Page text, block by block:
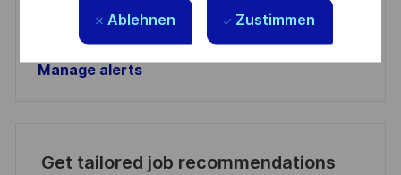
Ablehnen Zustimmen
Manage alerts
Manage alerts
Get tailored job recommendations